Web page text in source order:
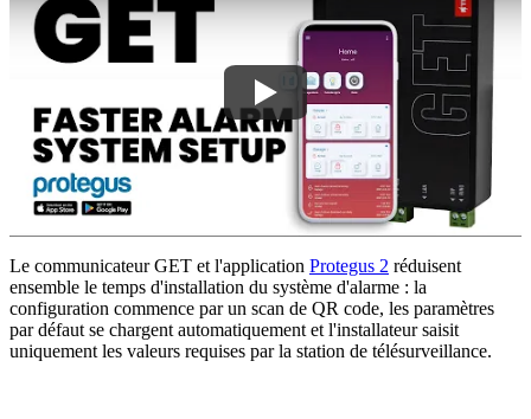
Le communicateur GET et l'application Protegus 2 réduisent
ensemble le temps d'installation du système d'alarme : la
configuration commence par un scan de QR code, les paramètres
par défaut se chargent automatiquement et l'installateur saisit
uniquement les valeurs requises par la station de télésurveillance.